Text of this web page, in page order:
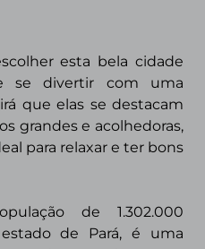
esta bela cidade
se divertir com uma
que elas se destacam
grandes e acolhedoras,
para relaxar e ter bons
de 1.302.000
de Pará, é uma